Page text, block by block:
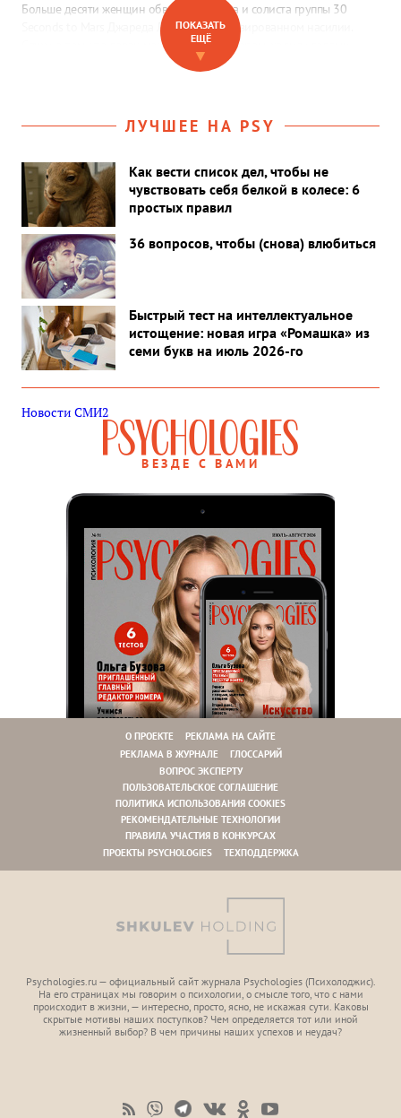
Больше десяти женщин обвинили актера и солиста группы 30
Seconds to Mars Джареда Лето в сексуализированном насилии.
Слухи о том, что певец может быть абьюзером, ходили годами —
ПОКАЗАТЬ
ЕЩЁ
▼
ЛУЧШЕЕ НА PSY
Как вести список дел, чтобы не
чувствовать себя белкой в колесе: 6
простых правил
36 вопросов, чтобы (снова) влюбиться
Быстрый тест на интеллектуальное
истощение: новая игра «Ромашка» из
семи букв на июль 2026-го
Новости СМИ2
ВЕЗДЕ С ВАМИ
О ПРОЕКТЕ
РЕКЛАМА НА САЙТЕ
РЕКЛАМА В ЖУРНАЛЕ
ГЛОССАРИЙ
ВОПРОС ЭКСПЕРТУ
ПОЛЬЗОВАТЕЛЬСКОЕ СОГЛАШЕНИЕ
ПОЛИТИКА ИСПОЛЬЗОВАНИЯ COOKIES
РЕКОМЕНДАТЕЛЬНЫЕ ТЕХНОЛОГИИ
ПРАВИЛА УЧАСТИЯ В КОНКУРСАХ
ПРОЕКТЫ PSYCHOLOGIES
ТЕХПОДДЕРЖКА
Psychologies.ru — официальный сайт журнала Psychologies (Психoлоджиc).
На его страницах мы говорим о психологии, о смысле того, что с нами
происходит в жизни, — интересно, просто, ясно, не искажая сути. Каковы
скрытые мотивы наших поступков? Чем определяется тот или иной
жизненный выбор? В чем причины наших успехов и неудач?